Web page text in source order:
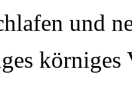
und
körniges